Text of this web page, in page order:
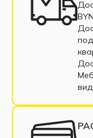
Кухни в
Кухни из МДФ
Угловые кухни
Черные кухни
Современные